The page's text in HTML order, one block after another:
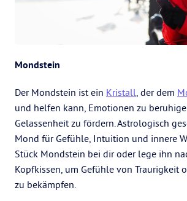
Mondstein
Der Mondstein ist ein Kristall, der dem
und helfen kann, Emotionen zu
Gelassenheit zu fördern. Astrologisch
Mond für Gefühle, Intuition und innere
Stück Mondstein bei dir oder lege ihn
Kopfkissen, um Gefühle von Traurigkeit
zu bekämpfen.